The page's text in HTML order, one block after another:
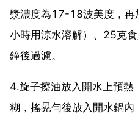
漿濃度為17-18波美度，
小時用涼水溶解）、25克
鐘後過濾。
4.旋子擦油放入開水上預
糊，搖晃勻後放入開水鍋